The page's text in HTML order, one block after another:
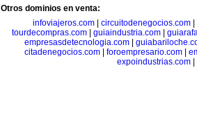
Otros dominios en venta:
infoviajeros.com| circuitodenegocios.com|
tourdecompras.com| guiaindustria.com|
empresasdetecnologia.com
citadenegocios.com
foroempresario.com
expoindustrias.com